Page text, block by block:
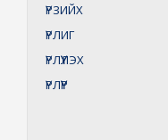
ҮРЗИЙХ
ҮРЛИГ
ҮРЛҮҮЛЭХ
ҮРЛҮҮР